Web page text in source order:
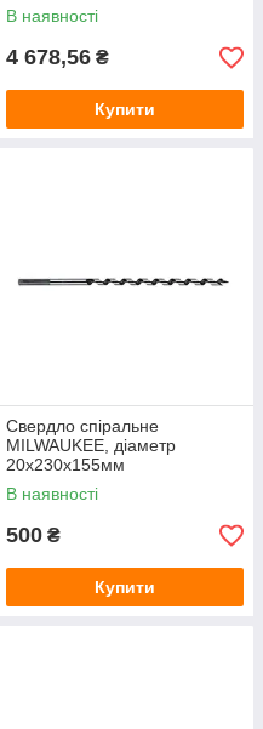
мл (PFR-B1)
В наявності
4 678,56 ₴
Купити
Свердло спіральне
MILWAUKEE, діаметр
20х230х155мм
В наявності
500 ₴
Купити